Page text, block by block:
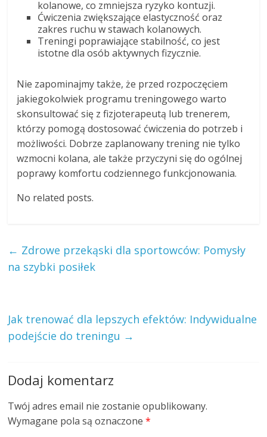
kolanowe, co zmniejsza ryzyko kontuzji.
Ćwiczenia zwiększające elastyczność oraz
zakres ruchu w stawach kolanowych.
Treningi poprawiające stabilność, co jest
istotne dla osób aktywnych fizycznie.
Nie zapominajmy także, że przed rozpoczęciem
jakiegokolwiek programu treningowego warto
skonsultować się z fizjoterapeutą lub trenerem,
którzy pomogą dostosować ćwiczenia do potrzeb i
możliwości. Dobrze zaplanowany trening nie tylko
wzmocni kolana, ale także przyczyni się do ogólnej
poprawy komfortu codziennego funkcjonowania.
No related posts.
← Zdrowe przekąski dla sportowców: Pomysły
na szybki posiłek
Jak trenować dla lepszych efektów: Indywidualne
podejście do treningu →
Dodaj komentarz
Twój adres email nie zostanie opublikowany.
Wymagane pola są oznaczone*